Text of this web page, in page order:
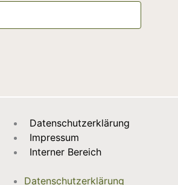
Datenschutzerklärung
Impressum
Interner Bereich
Datenschutzerklärung